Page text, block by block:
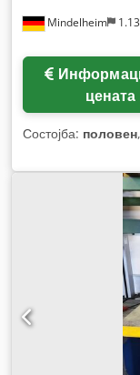
Mindelheim
цената
Состојба: половен,